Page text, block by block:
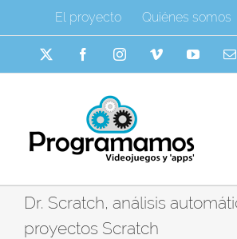
al
contenido
El proyecto Quiénes somos
FacebookInstagramVimeo
Dr. Scratch, análisis
proyectos Scratch